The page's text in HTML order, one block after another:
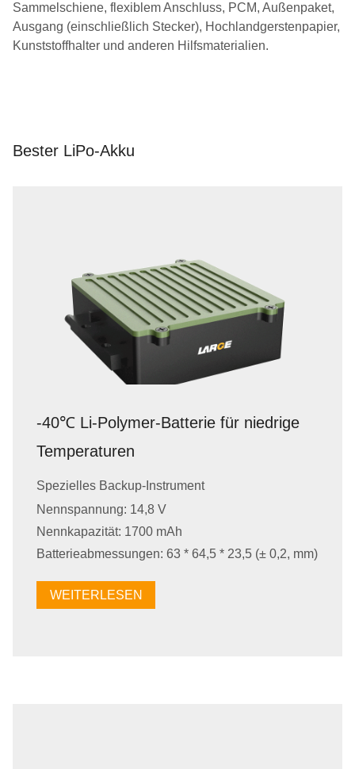
Sammelschiene, flexiblem Anschluss, PCM, Außenpaket,
Ausgang (einschließlich Stecker), Hochlandgerstenpapier,
Kunststoffhalter und anderen Hilfsmaterialien.
Bester LiPo-Akku
-40℃ Li-Polymer-Batterie für niedrige
Temperaturen
Spezielles Backup-Instrument
Nennspannung: 14,8 V
Nennkapazität: 1700 mAh
Batterieabmessungen: 63 * 64,5 * 23,5 (± 0,2, mm)
WEITERLESEN